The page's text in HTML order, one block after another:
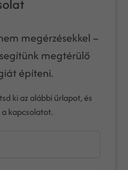
megérzésekkel –
megtérülő
építeni.
ki az alábbi űrlapot, és
kapcsolatot.